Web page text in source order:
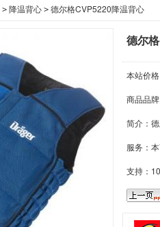
> 降温背心 > 德尔格CVP5220降温背心
德尔
本站价
商品品
简介：
服务：
支持：